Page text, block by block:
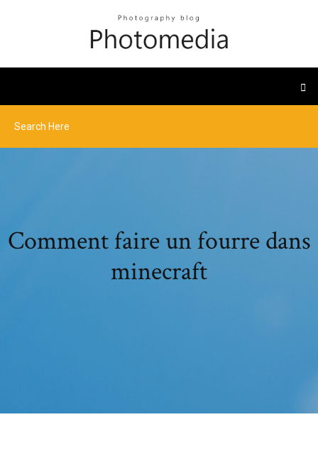
Comment faire un fourre dans
minecraft